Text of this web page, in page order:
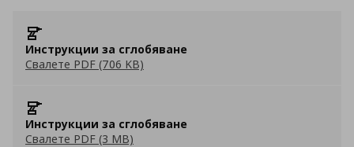
Инструкции за сглобяване
Свалете PDF (706 KB)
Инструкции за сглобяване
Свалете PDF (3 MB)